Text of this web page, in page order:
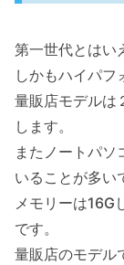
第一世代とはい
しかもハイパフ
量販店モデルは
します。
またノートパソ
いることが多い
メモリーは16G
です。
量販店のモデル